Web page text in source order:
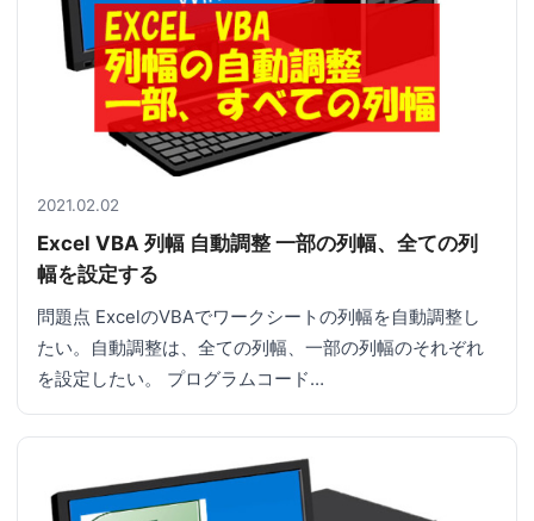
2021.02.02
Excel VBA 列幅 自動調整 一部の列幅、全ての列
幅を設定する
問題点 ExcelのVBAでワークシートの列幅を自動調整し
たい。自動調整は、全ての列幅、一部の列幅のそれぞれ
を設定したい。 プログラムコード…